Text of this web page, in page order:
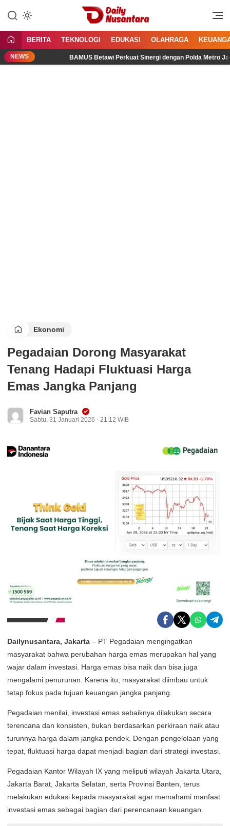
konten
Daily Nusantara
Menyajikan Fakta, Menginspirasi
BERITA TEKNOLOGI EDUKASI OLAHRAGA
NEWS BAMUS Betawi Perkuat Sinergi dengan Polda Metro
Ekonomi
Pegadaian Dorong Masyarakat
Tenang Hadapi Fluktuasi Harga
Emas Jangka Panjang
Favian Saputra
Sabtu, 31 Januari 2026 - 21:12 WIB
Dailynusantara, Jakarta – PT Pegadaian mengingatkan
masyarakat bahwa perubahan harga emas merupakan hal yang
wajar dalam investasi. Harga emas bisa naik dan bisa juga
mengalami penurunan. Karena itu, masyarakat diimbau untuk
tetap fokus pada tujuan keuangan jangka panjang.
Pegadaian menilai, investasi emas sebaiknya dilakukan secara
terencana dan konsisten, bukan berdasarkan perkiraan naik atau
turunnya harga dalam jangka pendek. Dengan pengelolaan yang
tepat, fluktuasi harga dapat menjadi bagian dari strategi investasi.
Pegadaian Kantor Wilayah IX yang meliputi wilayah Jakarta Utara,
Jakarta Barat, Jakarta Selatan, serta Provinsi Banten, terus
melakukan edukasi kepada masyarakat agar memahami manfaat
investasi emas sebagai bagian dari perencanaan keuangan.